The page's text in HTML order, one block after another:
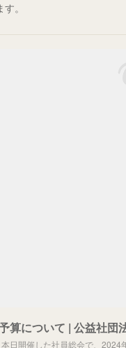
。
本日開催した社員総会で、2024